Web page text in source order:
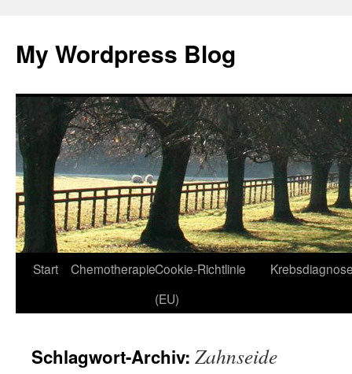
springen
My Wordpress Blog
Start ChemotherapieCookie-Richtlinie
(EU)
Schlagwort-Archiv: Zahnseide